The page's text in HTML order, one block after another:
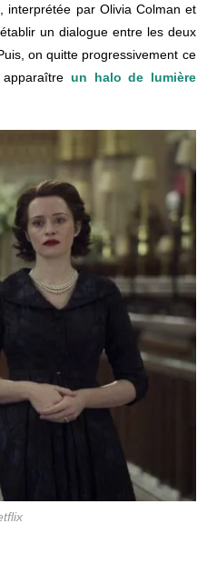
interprétée par Olivia Colman et
un dialogue entre les deux
on quitte progressivement ce
un halo de lumière